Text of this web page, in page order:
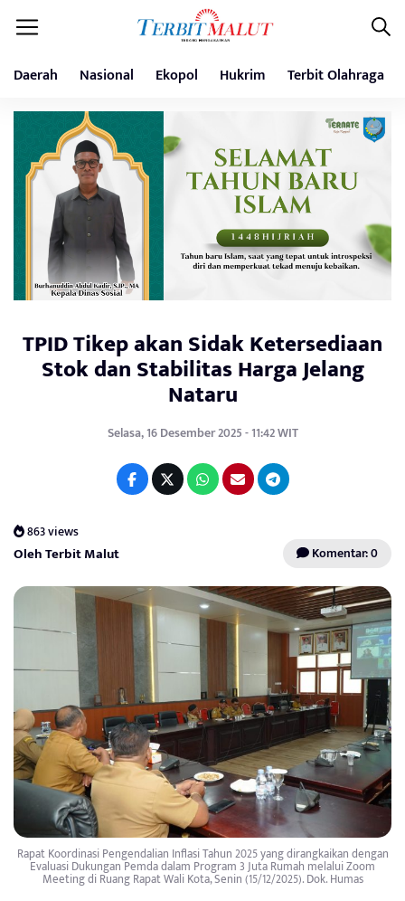
Daerah Nasional Ekopol Hukrim Terbit Olahraga
TPID Tikep akan Sidak Ketersediaan
Stok dan Stabilitas Harga Jelang
Nataru
Selasa, 16 Desember 2025 - 11:42 WIT
863 views
Oleh Terbit Malut Komentar: 0
Rapat Koordinasi Pengendalian Inflasi Tahun 2025 yang dirangkaikan dengan
Evaluasi Dukungan Pemda dalam Program 3 Juta Rumah melalui Zoom
Meeting di Ruang Rapat Wali Kota, Senin (15/12/2025). Dok. Humas